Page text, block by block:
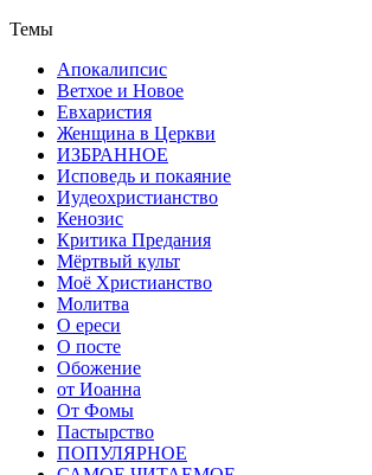
Темы
Апокалипсис
Ветхое и Новое
Евхаристия
Женщина в Церкви
ИЗБРАННОЕ
Исповедь и покаяние
Иудеохристианство
Кенозис
Критика Предания
Мёртвый культ
Моё Христианство
Молитва
О ереси
О посте
Обожение
от Иоанна
От Фомы
Пастырство
ПОПУЛЯРНОЕ